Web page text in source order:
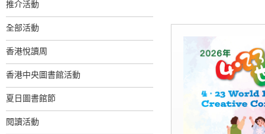
推介活動
全部活動
香港悅讀周
香港中央圖書館活動
夏日圖書館節
閱讀活動